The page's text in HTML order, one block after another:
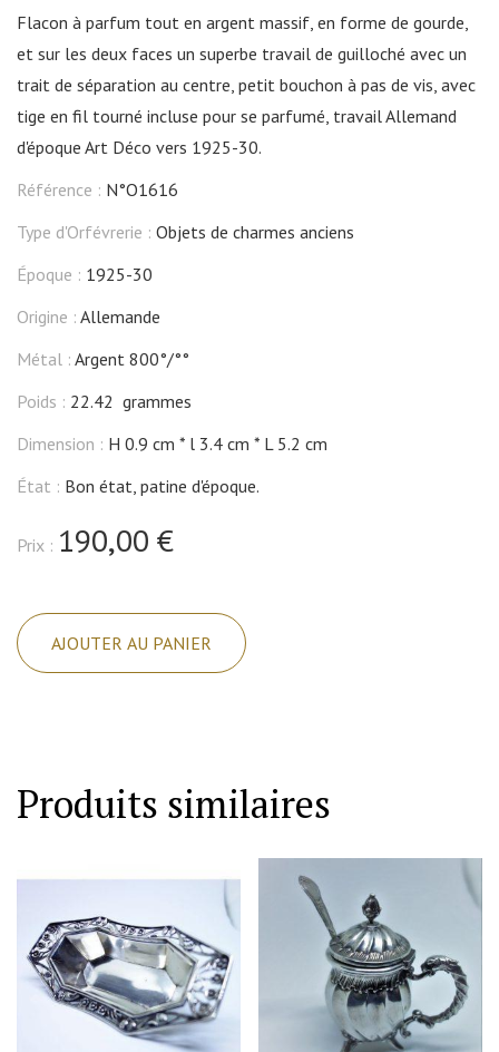
Flacon à parfum tout en argent massif, en forme de gourde,
et sur les deux faces un superbe travail de guilloché avec un
trait de séparation au centre, petit bouchon à pas de vis, avec
tige en fil tourné incluse pour se parfumé, travail Allemand
d'époque Art Déco vers 1925-30.
Référence : N°O1616
Type d'Orfévrerie : Objets de charmes anciens
Époque : 1925-30
Origine : Allemande
Métal : Argent 800°/°°
Poids : 22.42 grammes
Dimension : H 0.9 cm l 3.4 cm
L 5.2 cm
État : Bon état, patine d'époque.
Prix : 190,00 €
de
Flacon
argent,
guilloché,
Déco.
AJOUTER AU PANIER
Produits similaires